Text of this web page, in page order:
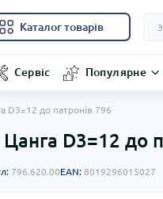
Каталог товарів
Сервіс Популярне
D3=12 до патронів 796
D3=12 до
796.620.00EAN: 8019296015027